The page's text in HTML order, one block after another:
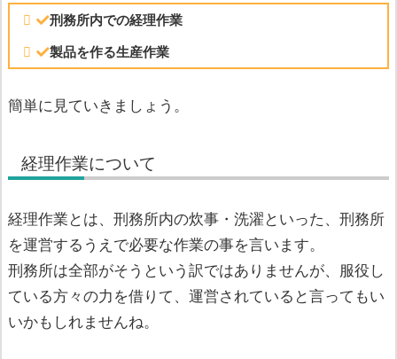
刑務所内での経理作業
製品を作る生産作業
簡単に見ていきましょう。
経理作業について
経理作業とは、刑務所内の炊事・洗濯といった、刑務所
を運営するうえで必要な作業の事を言います。
刑務所は全部がそうという訳ではありませんが、服役し
ている方々の力を借りて、運営されていると言ってもい
いかもしれませんね。